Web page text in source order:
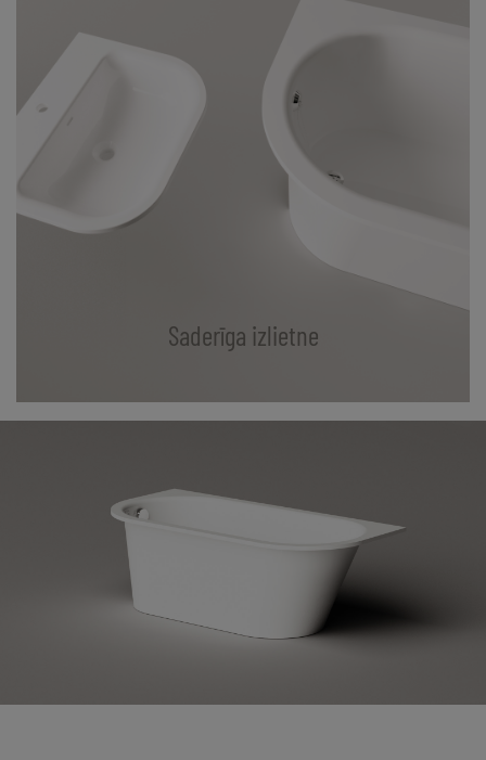
Saderīga izlietne